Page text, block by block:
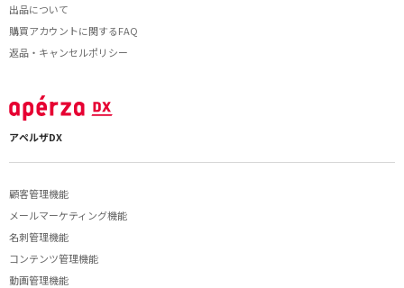
出品について
購買アカウントに関するFAQ
返品・キャンセルポリシー
アペルザDX
顧客管理機能
メールマーケティング機能
名刺管理機能
コンテンツ管理機能
動画管理機能